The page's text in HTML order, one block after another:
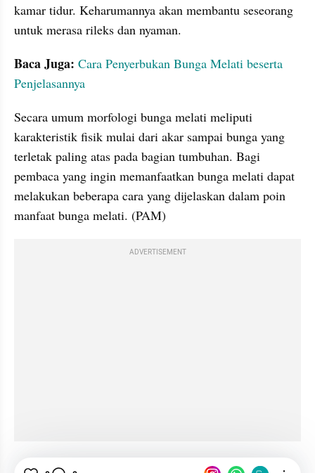
kamar tidur. Keharumannya akan membantu seseorang
untuk merasa rileks dan nyaman.
Baca Juga: Cara Penyerbukan Bunga Melati beserta
Penjelasannya
Secara umum morfologi bunga melati meliputi
karakteristik fisik mulai dari akar sampai bunga yang
terletak paling atas pada bagian tumbuhan. Bagi
pembaca yang ingin memanfaatkan bunga melati dapat
melakukan beberapa cara yang dijelaskan dalam poin
manfaat bunga melati. (PAM)
ADVERTISEMENT